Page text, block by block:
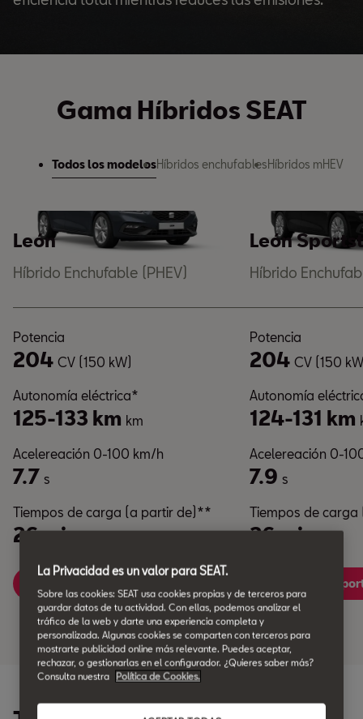
Gama Híbridos SEAT
Todos los modelosHíbridos enchufablesHíbridos mHEV
León
Híbrido Enchufable (PHEV)
Potencia
204 CV (150 kW)
Autonomía eléctrica*
125-133 km km
Acelereación 0-100 km/h
7.7 s
Tiempos de carga (a partir de)**
26 min
León
Híbrido
Potencia
204 CV (150
Autonomía
124-131 km
Acelereación 0-
7.9 s
Tiempos de
26 min
León
La Privacidad es un valor para SEAT.
Sobre las cookies: SEAT usa cookies propias y de terceros para
guardar datos de tu actividad. Con ellas, podemos analizar el
tráfico de la web y darte una experiencia completa y
personalizada. Algunas cookies se comparten con terceros para
mostrarte publicidad online más relevante. Puedes aceptar,
rechazar, o gestionarlas en el configurador. ¿Quieres saber más?
Consulta nuestra
Política de Cookies.